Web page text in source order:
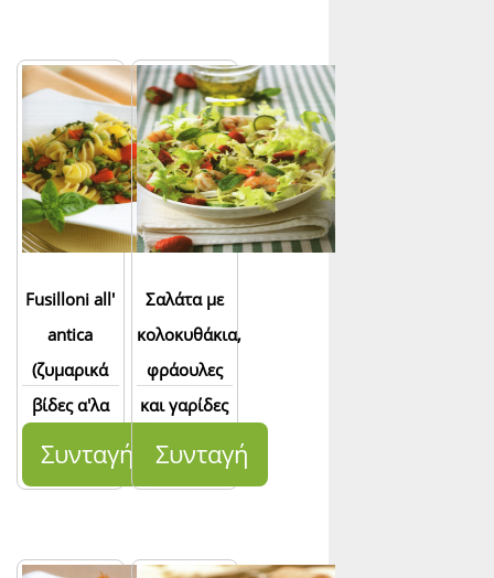
Fusilloni all'
antica
(ζυμαρικά
βίδες α'λα
παλαιά)
Συνταγή
Σαλάτα με
κολοκυθάκια,
φράουλες
και γαρίδες
Συνταγή